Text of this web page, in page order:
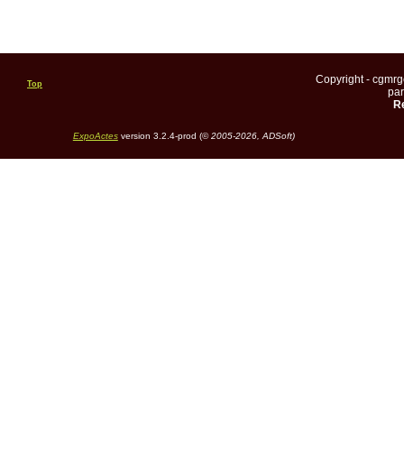
Top
Copyright -
ExpoActesversion 3.2.4-prod (©2005-2026, ADSoft)